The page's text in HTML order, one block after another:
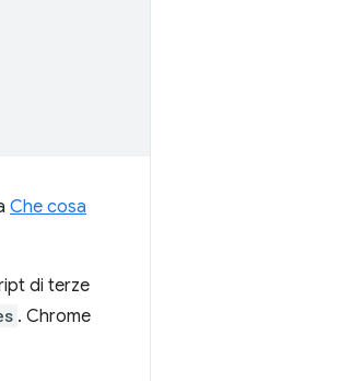
Che cosa
di terze
. Chrome